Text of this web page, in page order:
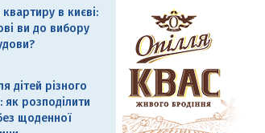
квартиру в києві:
ви до вибору
дітей різного
як розподілити
щоденної